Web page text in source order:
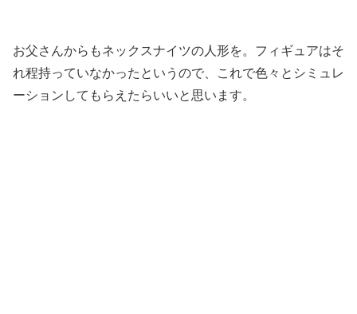
お父さんからもネックスナイツの人形を。フィギュアはそ
れ程持っていなかったというので、これで色々とシミュレ
ーションしてもらえたらいいと思います。